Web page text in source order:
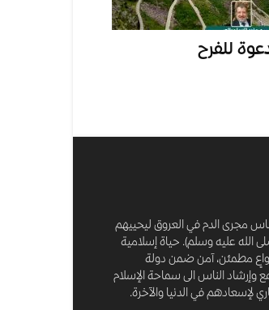
للفرح
مجرى الدم في العروق ليحييهم
الله عليه وسلم). حياة إسلامية
مطمئن، آمن ضمن دولة
وإرشاد الناس الى سماحة الإسلام
لإسعادهم في الدنيا والآخرة.